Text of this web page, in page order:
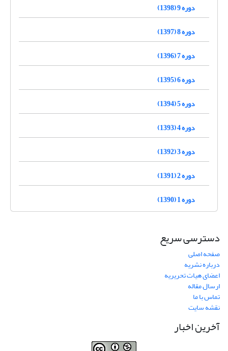
دوره 9 (1398)
دوره 8 (1397)
دوره 7 (1396)
دوره 6 (1395)
دوره 5 (1394)
دوره 4 (1393)
دوره 3 (1392)
دوره 2 (1391)
دوره 1 (1390)
دسترسی سریع
صفحه اصلی
درباره نشریه
اعضای هیات تحریریه
ارسال مقاله
تماس با ما
نقشه سایت
آخرین اخبار